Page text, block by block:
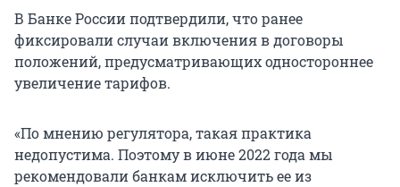
В Банке России подтвердили, что ранее
фиксировали случаи включения в договоры
положений, предусматривающих одностороннее
увеличение тарифов.
«По мнению регулятора, такая практика
недопустима. Поэтому в июне 2022 года мы
рекомендовали банкам исключить ее из